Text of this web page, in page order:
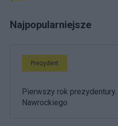
Najpopularniejsze
Prezydent
Pierwszy rok
Nawrockiego